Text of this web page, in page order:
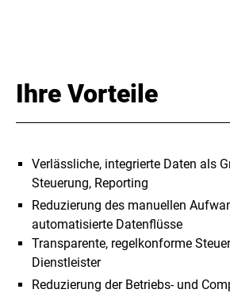
Ihre Vorteile
Verlässliche, integrierte Daten als
Steuerung, Reporting
Reduzierung des manuellen
automatisierte Datenflüsse
Transparente, regelkonforme
Dienstleister
Reduzierung der Betriebs- und